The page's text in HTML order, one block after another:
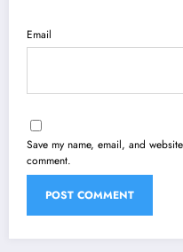
Email
Save my name, email, and
comment.